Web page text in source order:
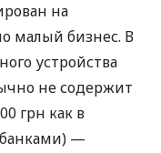
на
малый бизнес. В
устройства
не содержит
грн как в
—